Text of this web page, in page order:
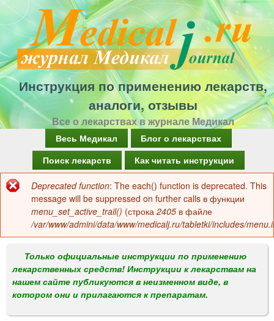
Перейти
к
основному
содержанию
Инструкция по применению лекарств,
аналоги, отзывы
Все о лекарствах в журнале Медикал
а
в
о
м
е
н
Весь Медикал
Блог о лекарствах
Поиск лекарств
Как читать инструкции
Сообщение
об
ошибке
Deprecated function: The each() function is deprecated. This
message will be suppressed on further calls в функции
menu_set_active_trail() (строка 2405 в файле
/var/www/admini/data/www/medicalj.ru/tabletki/includes/
Только официальные инструкции по применению
лекарственных средств! Инструкции к лекарствам на
нашем сайте публикуются в неизменном виде, в
котором они и прилагаются к препаратам.